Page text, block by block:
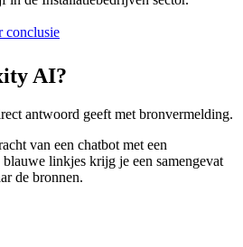
conclusie
AI?
antwoord geeft met bronvermelding.
van een chatbot met een
linkjes krijg je een samengevat
de bronnen.